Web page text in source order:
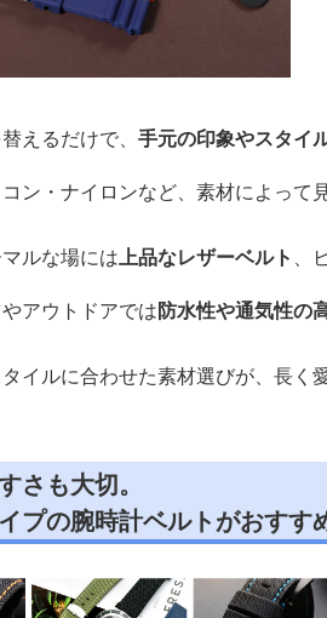
えるだけで、 手元の印象やスタイ
ン・ナイロンなど、素材によって
ルな場には上品なレザーベルト 、
アウトドアでは防水性や通気性の
イルに合わせた素材選びが、長く
さも大切。
プの腕時計ベルトがおすす